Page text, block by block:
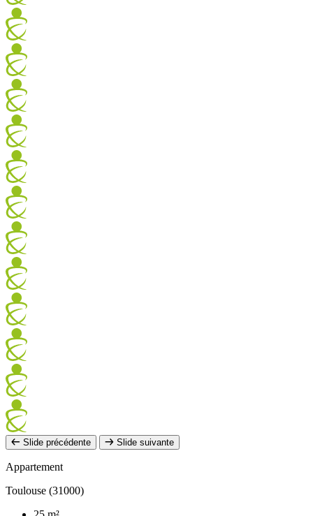
Slide précédente Slide suivante
Appartement
Toulouse (31000)